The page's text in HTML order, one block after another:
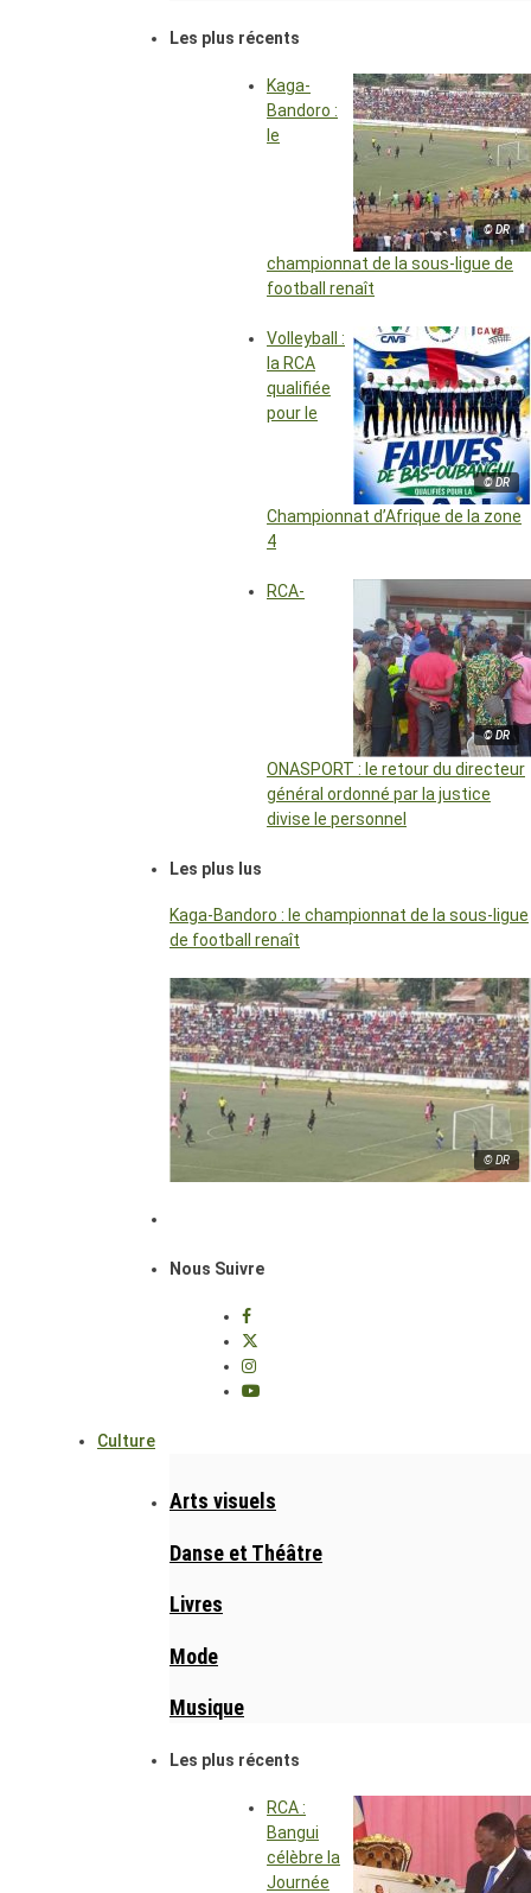
Les plus récents
© DR
Kaga-
Bandoro :
le
championnat de la sous-ligue de
football renaît
© DR
Volleyball :
la RCA
qualifiée
pour le
Championnat d’Afrique de la zone
4
© DR
RCA-
ONASPORT : le retour du directeur
général ordonné par la justice
divise le personnel
Les plus lus
Kaga-Bandoro : le championnat de la sous-ligue
de football renaît
© DR
Nous Suivre
Culture
Arts visuels
Danse et Théâtre
Livres
Mode
Musique
Les plus récents
RCA :
Bangui
célèbre la
Journée